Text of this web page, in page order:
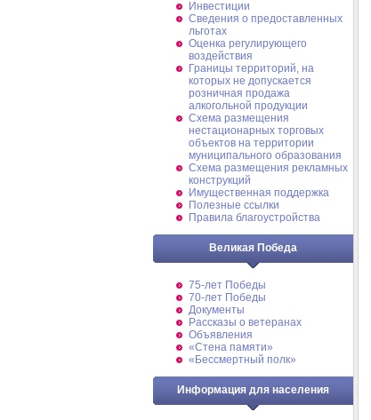
Инвестиции
Сведения о предоставленных
льготах
Оценка регулирующего
воздействия
Границы территорий, на
которых не допускается
розничная продажа
алкогольной продукции
Схема размещения
нестационарных торговых
объектов на территории
муниципального образования
Схема размещения рекламных
конструкций
Имущественная поддержка
Полезные ссылки
Правила благоустройства
Великая Победа
75-лет Победы
70-лет Победы
Документы
Рассказы о ветеранах
Объявления
«Стена памяти»
«Бессмертный полк»
Информация для населения